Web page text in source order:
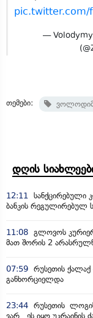
pic.twitter.com/
—
თემები:
დღის
12:11
სანქცირებული
ბანკის რეგულირებულ
11:08 გლოვოს
მათ შორის 2
07:59 რუსეთის
განხორციელდა
23:44 რუსეთის
ვარ, ეს იყო უკრაინის